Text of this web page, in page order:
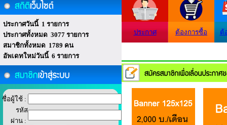
ประกาศวันนี้ 1 รายการ
ประกาศทั้งหมด 3077 รายการ
สมาชิกทั้งหมด 1789 คน
อัพเดทใหม่วันนี้ 6 รายการ
ชื่อผู้ใช้ :
รหัส
ผ่าน :
ประกาศ ต้องการซื้อ ต้